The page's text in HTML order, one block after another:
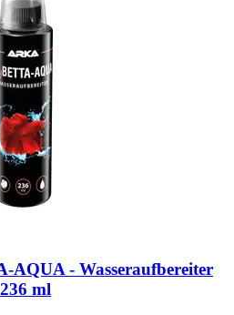
​AQUA -​ Wasseraufbereiter
ml